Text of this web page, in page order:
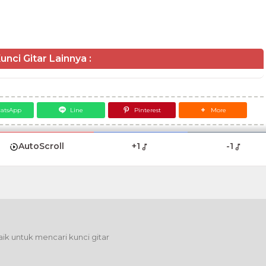
Gitar Lainnya :
Line Pinterest More
AutoScroll +1 -1
untuk mencari kunci gitar